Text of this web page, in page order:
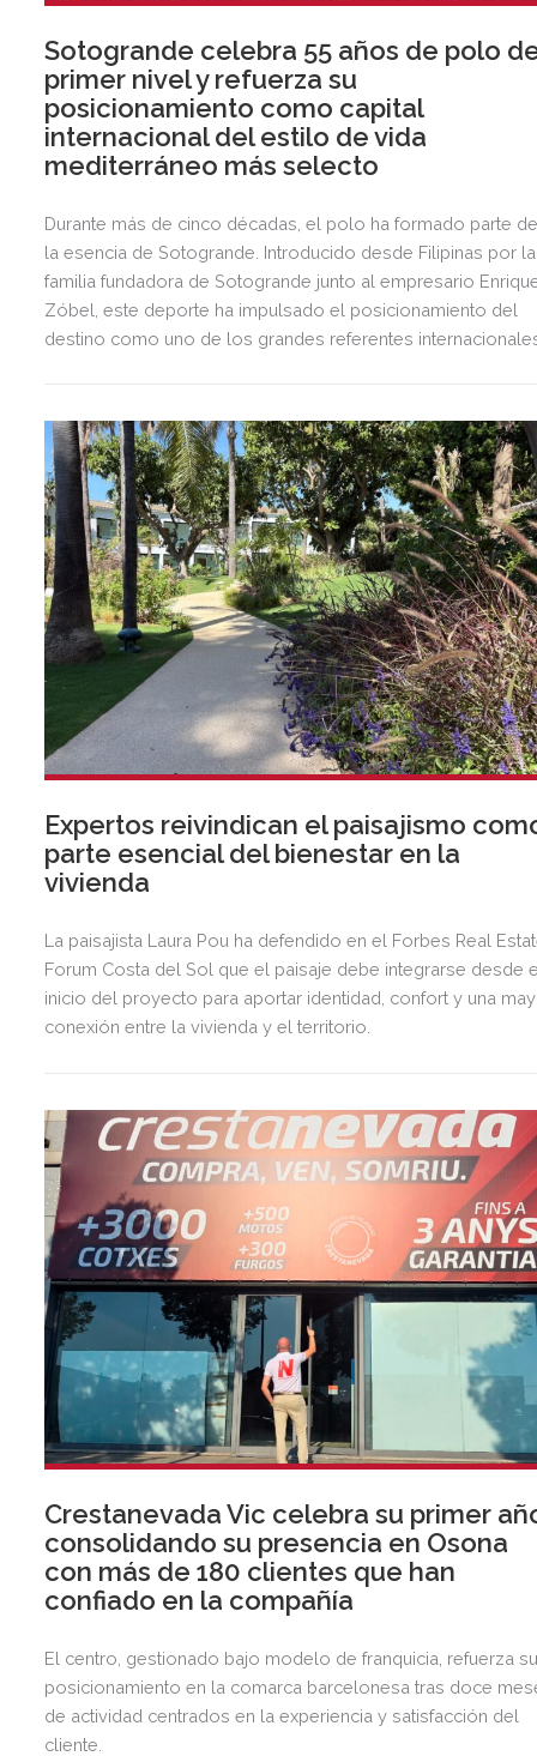
Sotogrande celebra 55 años de polo
primer nivel y refuerza su
posicionamiento como capital
internacional del estilo de vida
mediterráneo más selecto
Durante más de cinco décadas, el polo ha formado parte
la esencia de Sotogrande. Introducido desde Filipinas por la
familia fundadora de Sotogrande junto al empresario
Zóbel, este deporte ha impulsado el posicionamiento del
destino como uno de los grandes referentes
exclusiva agenda social.
Expertos reivindican el paisajismo
parte esencial del bienestar en la
vivienda
La paisajista Laura Pou ha defendido en el Forbes Real
Forum Costa del Sol que el paisaje debe integrarse desde
inicio del proyecto para aportar identidad, confort y una
conexión entre la vivienda y el territorio.
Crestanevada Vic celebra su primer
consolidando su presencia en Osona
con más de 180 clientes que han
confiado en la compañía
El centro, gestionado bajo modelo de franquicia, refuerza
posicionamiento en la comarca barcelonesa tras doce
de actividad centrados en la experiencia y satisfacción del
cliente.